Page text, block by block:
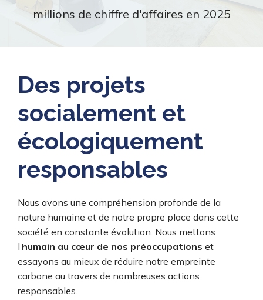
millions de chiffre d'affaires en 2025
Des projets
socialement et
écologiquement
responsables
Nous avons une compréhension profonde de la
nature humaine et de notre propre place dans cette
société en constante évolution. Nous mettons
l’humain au cœur de nos préoccupations et
essayons au mieux de réduire notre empreinte
carbone au travers de nombreuses actions
responsables.